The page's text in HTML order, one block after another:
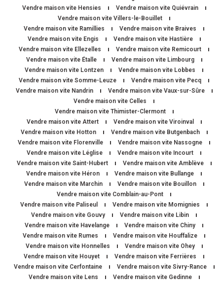
Vendre maison vite Hensies
Vendre maison vite Quiévrain
Vendre maison vite Villers-le-Bouillet
Vendre maison vite Ramillies
Vendre maison vite Braives
Vendre maison vite Engis
Vendre maison vite Hastière
Vendre maison vite Ellezelles
Vendre maison vite Remicourt
Vendre maison vite Étalle
Vendre maison vite Limbourg
Vendre maison vite Lontzen
Vendre maison vite Lobbes
Vendre maison vite Somme-Leuze
Vendre maison vite Pecq
Vendre maison vite Nandrin
Vendre maison vite Vaux-sur-Sûre
Vendre maison vite Celles
Vendre maison vite Thimister-Clermont
Vendre maison vite Attert
Vendre maison vite Viroinval
Vendre maison vite Hotton
Vendre maison vite Butgenbach
Vendre maison vite Florenville
Vendre maison vite Nassogne
Vendre maison vite Léglise
Vendre maison vite Incourt
Vendre maison vite Saint-Hubert
Vendre maison vite Amblève
Vendre maison vite Héron
Vendre maison vite Bullange
Vendre maison vite Marchin
Vendre maison vite Bouillon
Vendre maison vite Comblain-au-Pont
Vendre maison vite Paliseul
Vendre maison vite Momignies
Vendre maison vite Gouvy
Vendre maison vite Libin
Vendre maison vite Havelange
Vendre maison vite Chiny
Vendre maison vite Rumes
Vendre maison vite Houffalize
Vendre maison vite Honnelles
Vendre maison vite Ohey
Vendre maison vite Houyet
Vendre maison vite Ferrières
Vendre maison vite Cerfontaine
Vendre maison vite Sivry-Rance
Vendre maison vite Lens
Vendre maison vite Gedinne